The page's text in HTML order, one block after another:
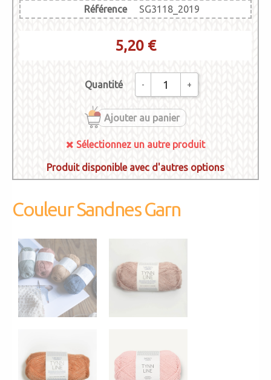
Référence SG3118_2019
5,20 €
Quantité - +
Ajouter au panier
Sélectionnez un autre produit
Produit disponible avec d'autres options
Couleur Sandnes Garn
Sélectionnez un
autre produit
3513 - Abricot 4002 - Lys